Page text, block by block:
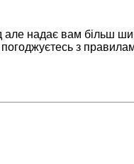
надає вам більш
з